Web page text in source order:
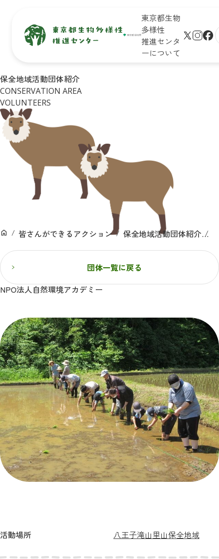
東京都生物
多様性
推進センタ
ーについて
生物多
様性と
は
性保全の
取組
クション
企業・学
校の皆さ
んができ
ン
保全地域
で活動し
ている皆
ト一覧
イベン
トレポ
ート
東京の
自然マ
ップ
イベント
せ
リンク
保全地域活動団体紹介
CONSERVATION AREA
VOLUNTEERS
ホーム
皆さんができるアクション 保全地域活動団体紹介
団体一覧に戻る
NPO法人自然環境アカデミー
活動場所 八王子滝山里山保全地域